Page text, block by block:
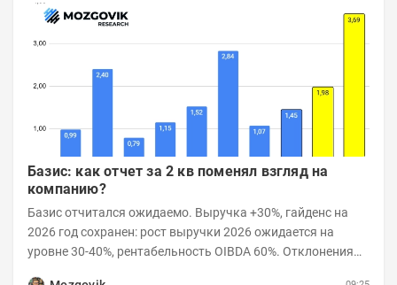
Базис: как отчет за 2 кв поменял взгляд на
компанию?
Базис отчитался ожидаемо. Выручка +30%, гайденс на
2026 год сохранен: рост выручки 2026 ожидается на
уровне 30-40%, рентабельность OIBDA 60%. Отклонения